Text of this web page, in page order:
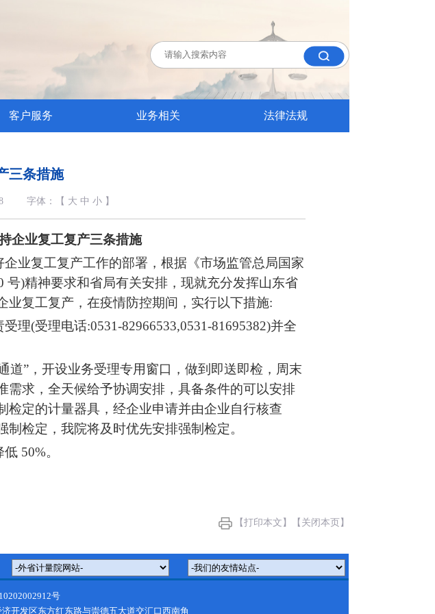
客户服务 业务相关 法律法规
三条措施
字体：【 大 中 小 】
企业复工复产三条措施
业复工复产工作的部署，根据《市场监管总局国家
)精神要求和省局有关安排，现就充分发挥山东省
复工复产，在疫情防控期间，实行以下措施:
理(受理电话:0531-82966533,0531-81695382)并全
道”，开设业务受理专用窗口，做到即送即检，周末
求，全天候给予协调安排，具备条件的可以安排
检定的计量器具，经企业申请并由企业自行核查
检定，我院将及时优先安排强制检定。
50%。
【打印本文】 【关闭本页】
号
开发区东方红东路与崇德五大道交汇口西南角